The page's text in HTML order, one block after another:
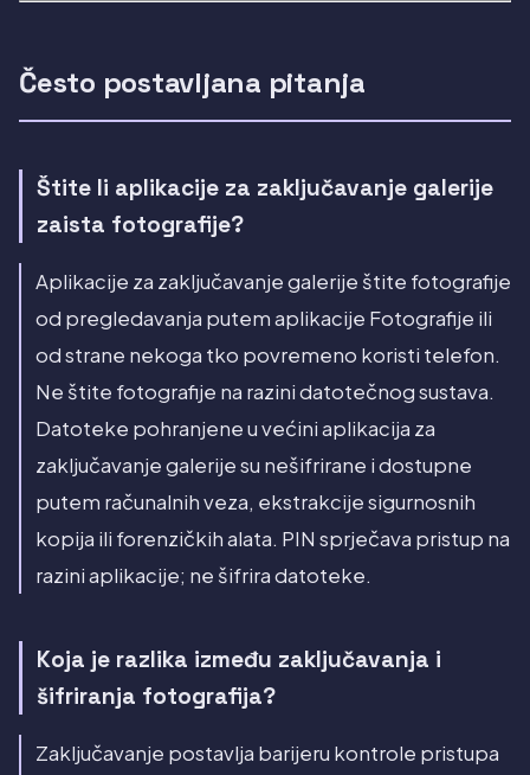
Često postavljana pitanja
Štite li aplikacije za zaključavanje galerije
zaista fotografije?
Aplikacije za zaključavanje galerije štite fotografije
od pregledavanja putem aplikacije Fotografije ili
od strane nekoga tko povremeno koristi telefon.
Ne štite fotografije na razini datotečnog sustava.
Datoteke pohranjene u većini aplikacija za
zaključavanje galerije su nešifrirane i dostupne
putem računalnih veza, ekstrakcije sigurnosnih
kopija ili forenzičkih alata. PIN sprječava pristup na
razini aplikacije; ne šifrira datoteke.
Koja je razlika između zaključavanja i
šifriranja fotografija?
Zaključavanje postavlja barijeru kontrole pristupa